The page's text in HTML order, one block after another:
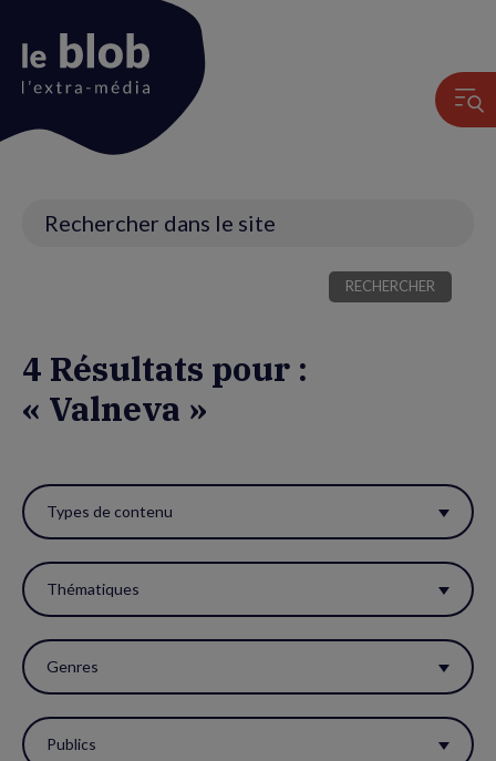
4 Résultats pour :
« Valneva »
ces
filtres
pour
réactualiser
la
page.
Types de contenu
Thématiques
Genres
Publics